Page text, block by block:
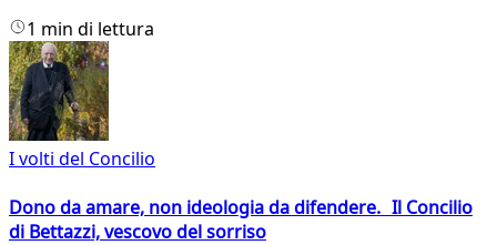
1 min di lettura
I volti del Concilio
Dono da amare, non ideologia da difendere. Il Concilio
di Bettazzi, vescovo del sorriso